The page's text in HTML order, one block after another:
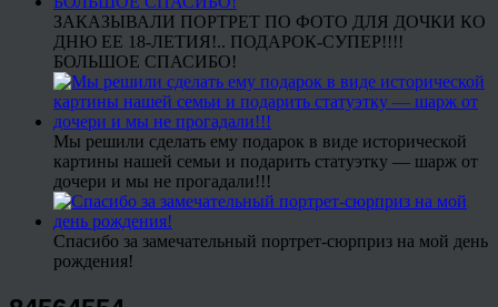
ЗАКАЗЫВАЛИ ПОРТРЕТ ПО ФОТО ДЛЯ ДОЧКИ КО
ДНЮ ЕЕ 18-ЛЕТИЯ!.. ПОДАРОК-СУПЕР!!!!
БОЛЬШОЕ СПАСИБО!
Мы решили сделать ему подарок в виде исторической
картины нашей семьи и подарить статуэтку — шарж от
дочери и мы не прогадали!!!
Спасибо за замечательный портрет-сюрприз на мой день
рождения!